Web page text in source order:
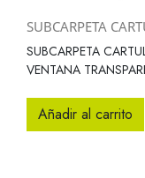
SUBCARPETA
SUBCARPETA
VENTANA
Añadir al carrito